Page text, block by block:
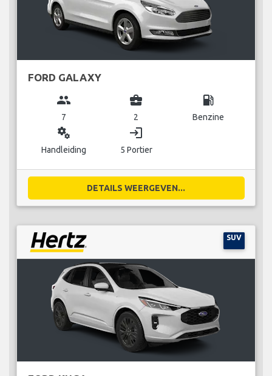
FORD GALAXY
group
7
business_center
2
local_gas_station
Benzine
miscellaneous_services
Handleiding
login
5 Portier
DETAILS WEERGEVEN...
SUV